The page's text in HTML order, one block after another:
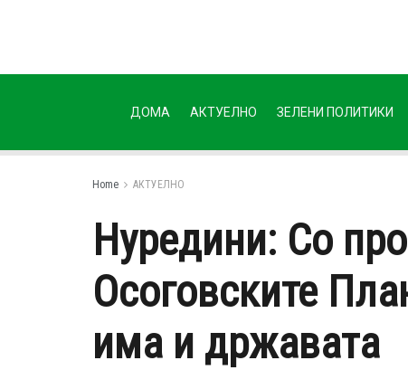
ДОМА АКТУЕЛНО ЗЕЛЕНИ ПОЛИТИКИ
Home АКТУЕЛНО
Нуредини: Со
Осоговските
има и државата